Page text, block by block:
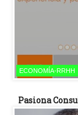
ECONOMÍA-RRHH
Pasiona